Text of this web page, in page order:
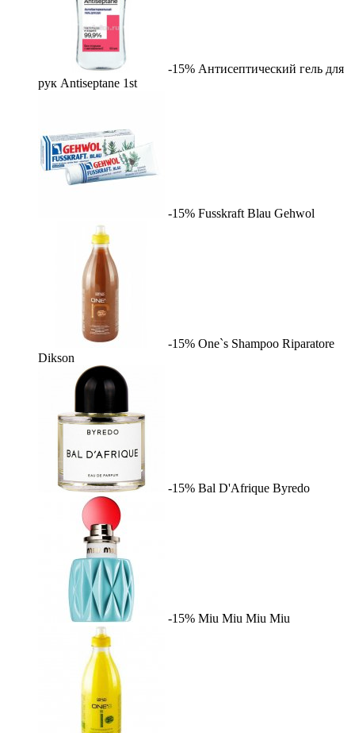
-15% Антисептический гель для
рук Antiseptane 1st
-15% Fusskraft Blau Gehwol
-15% One`s Shampoo Riparatore
Dikson
-15% Bal D'Afrique Byredo
-15% Miu Miu Miu Miu